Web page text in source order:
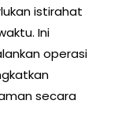
istirahat
Ini
operasi
secara